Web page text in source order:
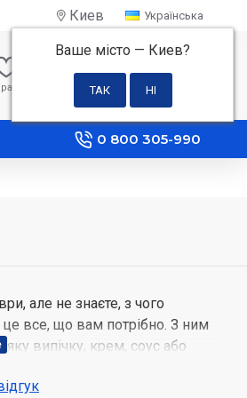
Киев
Ваше місто — Киев?
Українська
Порівняння
0 грн
0 800 305-990
але не знаєте, з чого
все, що вам потрібно. З ним
випічку, крем, соус або